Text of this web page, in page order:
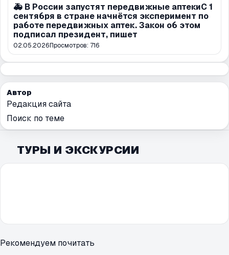
🚑 В России запустят передвижные аптекиС 1
сентября в стране начнётся эксперимент по
работе передвижных аптек. Закон об этом
подписал президент, пишет
02.05.2026Просмотров: 716
Автор
Редакция сайта
Поиск по теме
ТУРЫ И ЭКСКУРСИИ
Рекомендуем почитать